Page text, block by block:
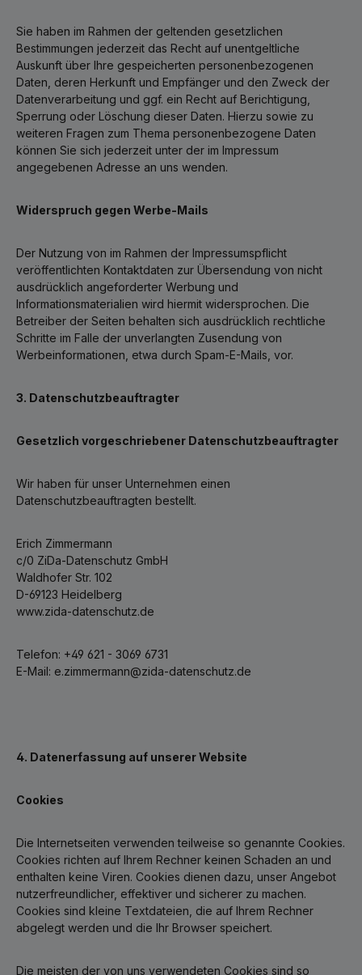
Sie haben im Rahmen der geltenden gesetzlichen
Bestimmungen jederzeit das Recht auf unentgeltliche
Auskunft über Ihre gespeicherten personenbezogenen
Daten, deren Herkunft und Empfänger und den Zweck der
Datenverarbeitung und ggf. ein Recht auf Berichtigung,
Sperrung oder Löschung dieser Daten. Hierzu sowie zu
weiteren Fragen zum Thema personenbezogene Daten
können Sie sich jederzeit unter der im Impressum
angegebenen Adresse an uns wenden.
Widerspruch gegen Werbe-Mails
Der Nutzung von im Rahmen der Impressumspflicht
veröffentlichten Kontaktdaten zur Übersendung von nicht
ausdrücklich angeforderter Werbung und
Informationsmaterialien wird hiermit widersprochen. Die
Betreiber der Seiten behalten sich ausdrücklich rechtliche
Schritte im Falle der unverlangten Zusendung von
Werbeinformationen, etwa durch Spam-E-Mails, vor.
3. Datenschutzbeauftragter
Gesetzlich vorgeschriebener Datenschutzbeauftragter
Wir haben für unser Unternehmen einen
Datenschutzbeauftragten bestellt.
Erich Zimmermann
c/0 ZiDa-Datenschutz GmbH
Waldhofer Str. 102
D-69123 Heidelberg
www.zida-datenschutz.de
Telefon: +49 621 - 3069 6731
E-Mail: e.zimmermann@zida-datenschutz.de
4. Datenerfassung auf unserer Website
Cookies
Die Internetseiten verwenden teilweise so genannte Cookies.
Cookies richten auf Ihrem Rechner keinen Schaden an und
enthalten keine Viren. Cookies dienen dazu, unser Angebot
nutzerfreundlicher, effektiver und sicherer zu machen.
Cookies sind kleine Textdateien, die auf Ihrem Rechner
abgelegt werden und die Ihr Browser speichert.
Die meisten der von uns verwendeten Cookies sind so